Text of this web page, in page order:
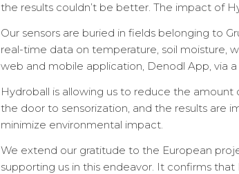
the results couldn’t be better. The impact of
Our sensors are buried in fields belonging to
real-time data on temperature, soil moisture,
web and mobile application, Denodl App, via
Hydroball is allowing us to reduce the
the door to sensorization, and the results are
minimize environmental impact.
We extend our gratitude to the European
supporting us in this endeavor. It confirms